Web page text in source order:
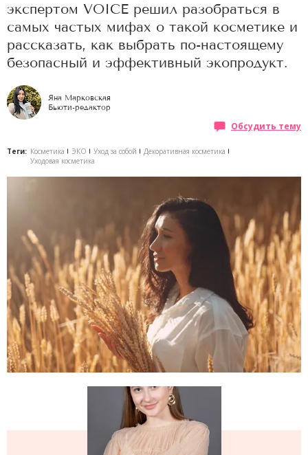
экспертом VOICE решил разобраться в
самых частых мифах о такой косметике и
рассказать, как выбрать по-настоящему
безопасный и эффективный экопродукт.
Яна Марковская
Бьюти-редактор
Обсудить тему
Теги: Косметика ЭКО Уход за собой
Декоративная косметика
Уходовая косметика